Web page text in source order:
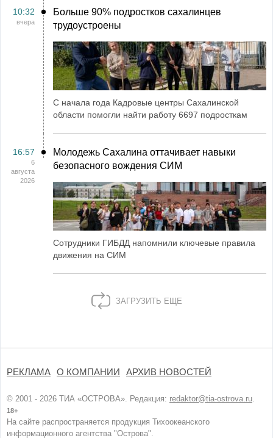
10:32
вчера
Больше 90% подростков сахалинцев
трудоустроены
С начала года Кадровые центры Сахалинской
области помогли найти работу 6697 подросткам
16:57
6
августа
2026
Молодежь Сахалина оттачивает навыки
безопасного вождения СИМ
Сотрудники ГИБДД напомнили ключевые правила
движения на СИМ
ЗАГРУЗИТЬ ЕЩЕ
РЕКЛАМА О КОМПАНИИ АРХИВ НОВОСТЕЙ
© 2001 - 2026 ТИА «ОСТРОВА». Редакция: redaktor@tia-ostrova.ru.
18+
На сайте распространяется продукция Тихоокеанского
информационного агентства "Острова".